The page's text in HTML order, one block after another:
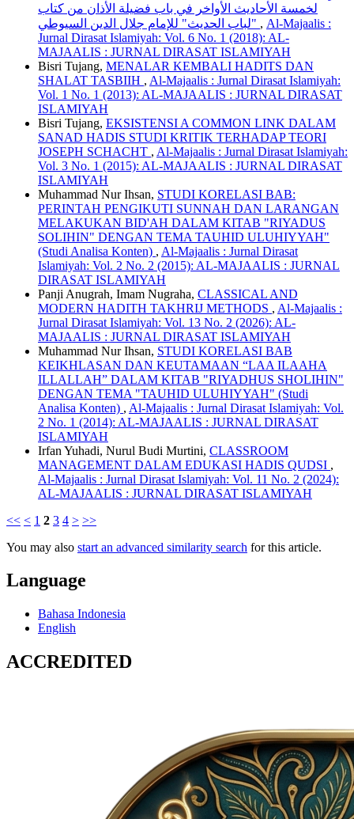
لخمسة الأحاديث الأواخر في باب فضيلة الأذان من كتاب
, Al-Majaalis :
Jurnal Dirasat Islamiyah: Vol. 6 No. 1 (2018): AL-
MAJAALIS : JURNAL DIRASAT ISLAMIYAH
Bisri Tujang, MENALAR KEMBALI HADITS DAN
SHALAT TASBIIH , Al-Majaalis : Jurnal Dirasat Islamiyah:
Vol. 1 No. 1 (2013): AL-MAJAALIS : JURNAL DIRASAT
ISLAMIYAH
Bisri Tujang, EKSISTENSI A COMMON LINK DALAM
SANAD HADIS STUDI KRITIK TERHADAP TEORI
JOSEPH SCHACHT , Al-Majaalis : Jurnal Dirasat Islamiyah:
Vol. 3 No. 1 (2015): AL-MAJAALIS : JURNAL DIRASAT
ISLAMIYAH
Muhammad Nur Ihsan, STUDI KORELASI BAB:
PERINTAH PENGIKUTI SUNNAH DAN LARANGAN
MELAKUKAN BID'AH DALAM KITAB "RIYADUS
SOLIHIN" DENGAN TEMA TAUHID ULUHIYYAH"
(Studi Analisa Konten) , Al-Majaalis : Jurnal Dirasat
Islamiyah: Vol. 2 No. 2 (2015): AL-MAJAALIS : JURNAL
DIRASAT ISLAMIYAH
Panji Anugrah, Imam Nugraha, CLASSICAL AND
MODERN HADITH TAKHRIJ METHODS , Al-Majaalis :
Jurnal Dirasat Islamiyah: Vol. 13 No. 2 (2026): AL-
MAJAALIS : JURNAL DIRASAT ISLAMIYAH
Muhammad Nur Ihsan, STUDI KORELASI BAB
KEIKHLASAN DAN KEUTAMAAN “LAA ILAAHA
ILLALLAH” DALAM KITAB "RIYADHUS SHOLIHIN"
DENGAN TEMA "TAUHID ULUHIYYAH" (Studi
Analisa Konten) , Al-Majaalis : Jurnal Dirasat Islamiyah: Vol.
2 No. 1 (2014): AL-MAJAALIS : JURNAL DIRASAT
ISLAMIYAH
Irfan Yuhadi, Nurul Budi Murtini, CLASSROOM
MANAGEMENT DALAM EDUKASI HADIS QUDSI ,
Al-Majaalis : Jurnal Dirasat Islamiyah: Vol. 11 No. 2 (2024):
AL-MAJAALIS : JURNAL DIRASAT ISLAMIYAH
<< < 1 2 3 4 > >>
You may also start an advanced similarity search for this article.
Language
Bahasa Indonesia
English
ACCREDITED